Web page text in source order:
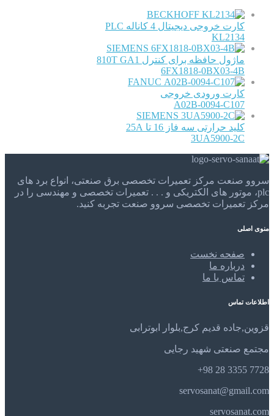
BECKHOFF
کارت خروجی دیجیتال 4 کاناله PLC
KL2134
SIEMENS
ماژول حافظه برای کنترل 810T GA1
6FX1818-0BX03-4B
FANUC
کارت ورودی خروجی
A02B-0094-C107
SIEMENS
کلید حرارتی سه فاز 16 تا 25A
3UA5900-2C
سروو صنعت مرکز تعمیرات تخصصی برق صنعتی، انواع برد های
plc، موتور های الکتریکی و . . . تعمیرات تخصصی و مهندسی را در
مرکز تعمیرات تخصصی سروو صنعت تجربه کنید.
منوی اصلی
صفحه نخست
درباره ما
تماس با ما
اطلاعات تماس
قزوین,جاده قدیم کرج,بلوار ابوترابی
مجتمع صنعتی شهید رجایی
7728 3355 28 98+
servosanat@gmail.com
servosanat.com